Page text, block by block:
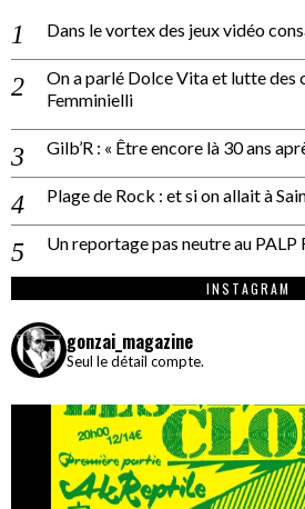
Dans le vortex des jeux vidéo
On a parlé Dolce Vita et lutte des
Femminielli
Gilb’R : « Être encore là 30 ans
Plage de Rock : et si on allait à
Un reportage pas neutre au PALP
INSTAGRAM
gonzai_magazine
Seul le détail compte.